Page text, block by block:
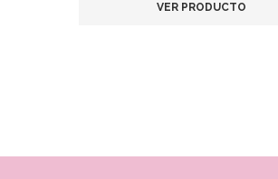
VER PRODUCTO